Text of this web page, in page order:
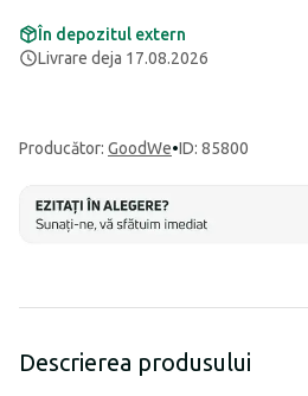
În depozitul extern
Livrare deja 17.08.2026
Producător: GoodWe•ID: 85800
Descrierea produsului